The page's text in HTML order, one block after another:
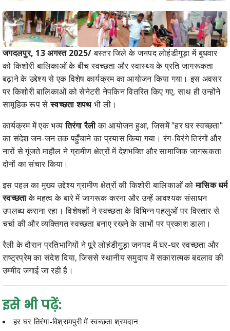
जगदलपुर, 13 अगस्त 2025/बस्तर जिले के जनपद लोहंडीगुड़ा में बुधवार
को किशोरी बालिकाओं के बीच स्वच्छता और स्वास्थ्य के प्रति जागरूकता
बढ़ाने के उद्देश्य से एक विशेष कार्यक्रम का आयोजन किया गया। इस अवसर
पर किशोरी बालिकाओं को सेनेटरी नेपकिन वितरित किए गए, साथ ही उन्होंने
सामूहिक रूप सेस्वच्छता शपथभी ली।
कार्यक्रम में एक भव्यतिरंगा रैलीका आयोजन हुआ, जिसमें "हर घर स्वच्छता"
का संदेश जन-जन तक पहुँचाने का प्रयास किया गया। रंग-बिरंगे तिरंगों और
नारों से गूंजते माहौल ने ग्रामीण क्षेत्रों में देशभक्ति और सामाजिक जागरूकता
दोनों का संचार किया।
इस पहल का मुख्य उद्देश्य ग्रामीण क्षेत्रों की किशोरी बालिकाओं कोमासिक धर्म
स्वच्छताके महत्व के बारे में जागरूक करना और उन्हें आवश्यक संसाधन
उपलब्ध कराना रहा। विशेषज्ञों ने स्वच्छता के विभिन्न पहलुओं पर विस्तार से
चर्चा की और व्यक्तिगत स्वच्छता बनाए रखने के लाभों पर प्रकाश डाला।
रैली के दौरान प्रतिभागियों ने पूरे लोहंडीगुड़ा जनपद में घर-घर स्वच्छता और
राष्ट्रप्रेम का संदेश दिया, जिससे स्थानीय समुदाय में सकारात्मक बदलाव की
उम्मीद जगाई जा रही है।
इसे भी पढ़ें:
हर घर तिरंगा-विश्रामपुरी में स्वच्छता श्रमदान